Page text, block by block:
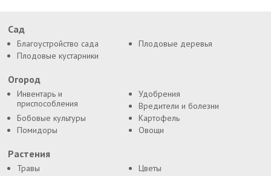
Сад
Благоустройство сада
Плодовые деревья
Плодовые кустарники
Огород
Инвентарь и
приспособления
Удобрения
Вредители и болезни
Бобовые культуры
Картофель
Помидоры
Овощи
Растения
Травы
Цветы